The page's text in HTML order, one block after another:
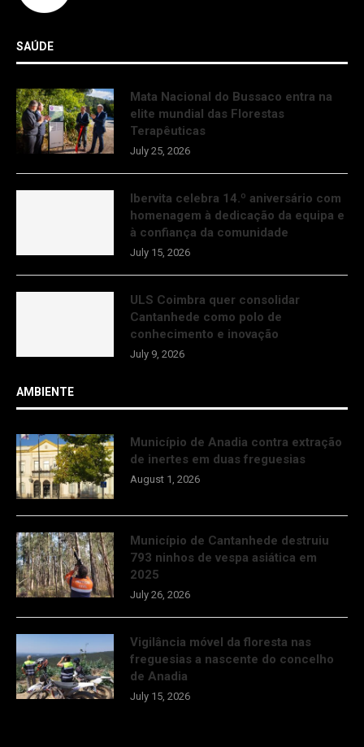
SAÚDE
Mata Nacional do Bussaco entra na
elite mundial das Florestas
Terapêuticas
July 25, 2026
Ibervita celebra 14.º aniversário com
homenagem à dedicação da equipa e
à confiança da comunidade
July 15, 2026
ULS Coimbra quer consolidar
Cantanhede como polo de
conhecimento e inovação
July 9, 2026
AMBIENTE
Município de Anadia contra extração
de inertes em duas freguesias
August 1, 2026
Município de Cantanhede destruiu
793 ninhos de vespa asiática em
2025
July 26, 2026
Vigilância móvel da floresta nas
freguesias a nascente do concelho
de Anadia
July 15, 2026